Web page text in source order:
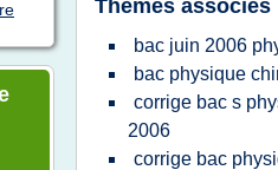
Thèmes associés
bac juin 2006
bac physique
corrige bac s
2006
corrige bac